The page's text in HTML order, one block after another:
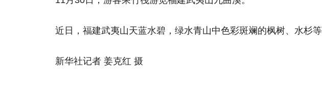
近日，福建武夷山天蓝水碧，绿水青山中色彩斑斓的枫树、水杉等
新华社记者 姜克红 摄